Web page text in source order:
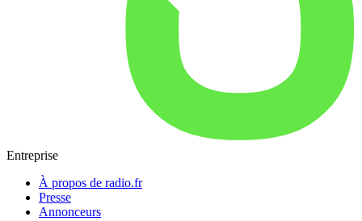
Entreprise
À propos de radio.fr
Presse
Annonceurs